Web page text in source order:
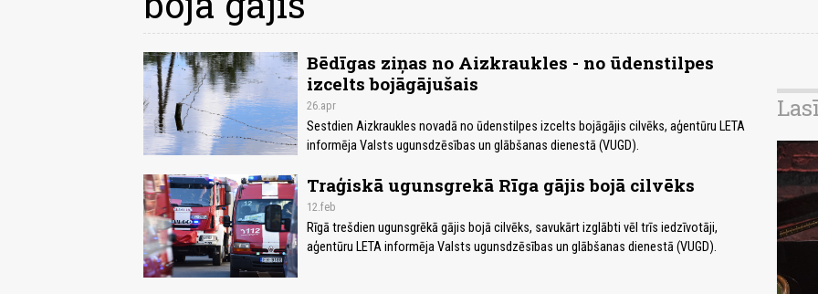
Bēdīgas ziņas no Aizkraukles - no ūdenstilpes
izcelts bojāgājušais
26.apr
Sestdien Aizkraukles novadā no ūdenstilpes izcelts bojāgājis cilvēks, aģentūru LETA
informēja Valsts ugunsdzēsības un glābšanas dienestā (VUGD).
Traģiskā ugunsgrekā Rīga gājis bojā cilvēks
12.feb
Rīgā trešdien ugunsgrēkā gājis bojā cilvēks, savukārt izglābti vēl trīs iedzīvotāji,
aģentūru LETA informēja Valsts ugunsdzēsības un glābšanas dienestā (VUGD).